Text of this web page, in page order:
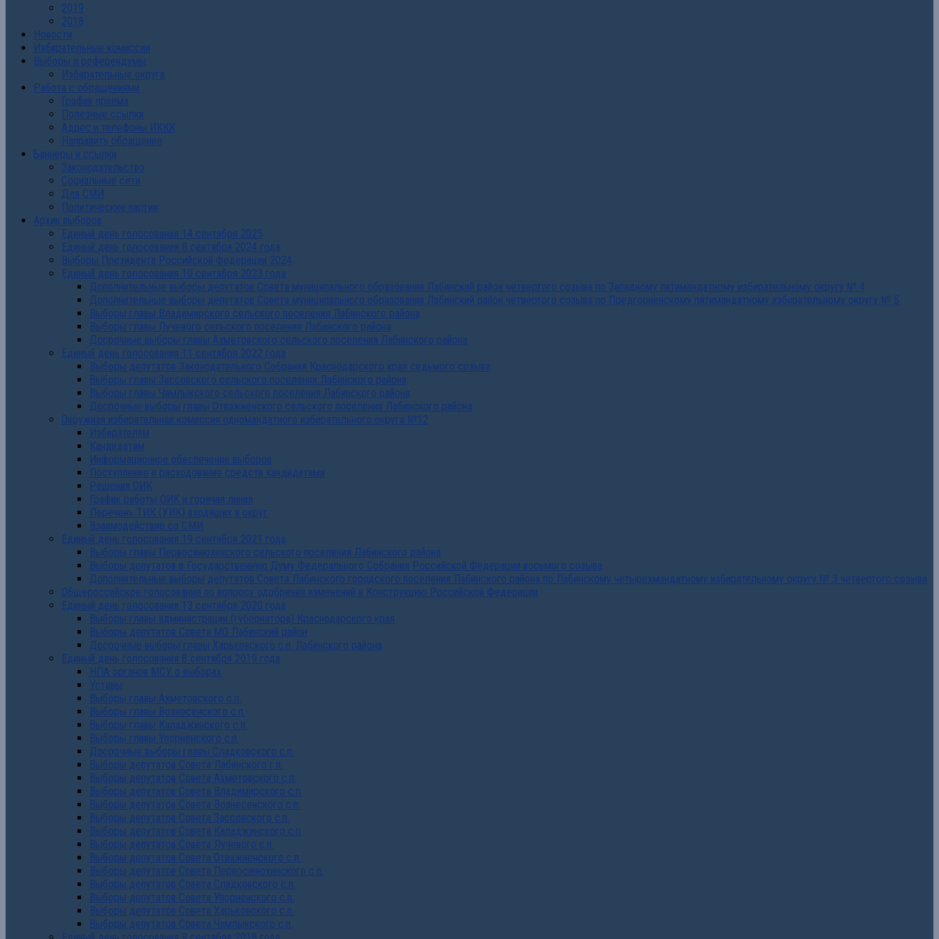
2019
2018
Новости
Избирательные комиссии
Выборы и референдумы
Избирательные округа
Работа с обращениями
График приема
Полезные ссылки
Адрес и телефоны ИККК
Направить обращение
Баннеры и ссылки
Законодательство
Социальные сети
Для СМИ
Политические партии
Архив выборов
Единый день голосования 14 сентября 2025
Единый день голосования 8 сентября 2024 года
Выборы Президента Российской Федерации 2024
Единый день голосования 10 сентября 2023 года
Дополнительные выборы депутатов Совета муниципального образования Лабинский район четвертого созыва по Западному пятимандатному избирательному округу № 4
Дополнительные выборы депутатов Совета муниципального образования Лабинский район четвертого созыва по Предгорненскому пятимандатному избирательному округу № 5
Выборы главы Владимирского сельского поселения Лабинского района
Выборы главы Лучевого сельского поселения Лабинского района
Досрочные выборы главы Ахметовского сельского поселения Лабинского района
Единый день голосования 11 сентября 2022 года
Выборы депутатов Законодательного Собрания Краснодарского края седьмого созыва
Выборы главы Зассовского сельского поселения Лабинского района
Выборы главы Чамлыкского сельского поселения Лабинского района
Досрочные выборы главы Отважненского сельского поселения Лабинского района
Окружная избирательная комиссия одномандатного избирательного округа №12
Избирателям
Кандидатам
Информационное обеспечение выборов
Поступление и расходование средств кандидатами
Решения ОИК
График работы ОИК и горячая линия
Перечень ТИК (УИК) входящих в округ
Взаимодействие со СМИ
Единый день голосования 19 сентября 2021 года
Выборы главы Первосинюхинского сельского поселения Лабинского района
Выборы депутатов в Государственную Думу Федерального Собрания Российской Федерации восьмого созыва
Дополнительные выборы депутатов Совета Лабинского городского поселения Лабинского района по Лабинскому четырехмандатному избирательному округу № 3 четвертого созыва
Общероссийское голосование по вопросу одобрения изменений в Конструкцию Российской Федерации
Единый день голосования 13 сентября 2020 года
Выборы главы администрации (губернатора) Краснодарского края
Выборы депутатов Совета МО Лабинский район
Досрочные выборы главы Харьковского с.п. Лабинского района
Единый день голосования 8 сентября 2019 года
НПА органов МСУ о выборах
Уставы
Выборы главы Ахметовского с.п.
Выборы главы Вознесенского с.п.
Выборы главы Каладжинского с.п.
Выборы главы Упорненского с.п.
Досрочные выборы главы Сладковского с.п.
Выборы депутатов Совета Лабинского г.п.
Выборы депутатов Совета Ахметовского с.п.
Выборы депутатов Совета Владимирского с.п.
Выборы депутатов Совета Вознесенского с.п.
Выборы депутатов Совета Зассовского с.п.
Выборы депутатов Совета Каладжинского с.п.
Выборы депутатов Совета Лучевого с.п.
Выборы депутатов Совета Отважненского с.п.
Выборы депутатов Совета Первосинюхинского с.п.
Выборы депутатов Совета Сладковского с.п.
Выборы депутатов Совета Упорненского с.п.
Выборы депутатов Совета Харьковского с.п.
Выборы депутатов Совета Чамлыкского с.п.